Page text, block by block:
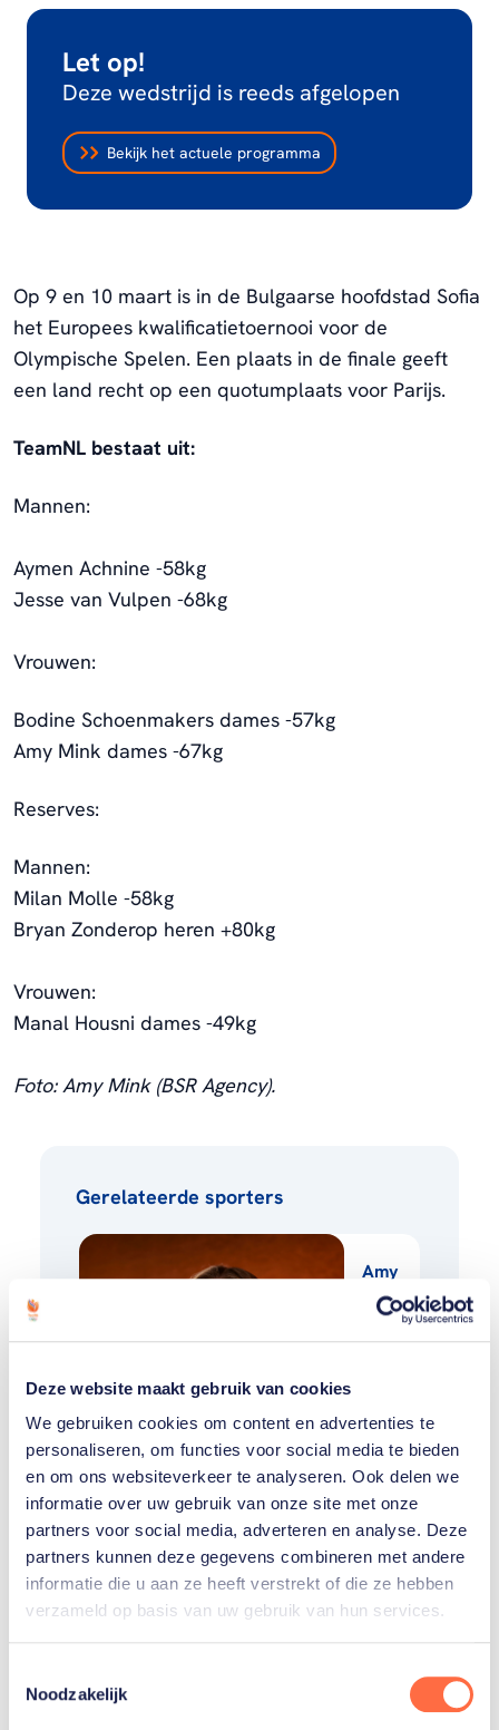
Deze website maakt gebruik van cookies
We gebruiken cookies om content en advertenties te
personaliseren, om functies voor social media te bieden
en om ons websiteverkeer te analyseren. Ook delen we
informatie over uw gebruik van onze site met onze
partners voor social media, adverteren en analyse. Deze
partners kunnen deze gegevens combineren met andere
informatie die u aan ze heeft verstrekt of die ze hebben
verzameld op basis van uw gebruik van hun services.
Noodzakelijk
Let op!
Deze wedstrijd is reeds afgelopen
Bekijk het actuele programma
Op 9 en 10 maart is in de Bulgaarse hoofdstad Sofia
het Europees kwalificatietoernooi voor de
Olympische Spelen. Een plaats in de finale geeft
een land recht op een quotumplaats voor Parijs.
TeamNL bestaat uit:
Mannen:
Aymen Achnine -58kg
Jesse van Vulpen -68kg
Vrouwen:
Bodine Schoenmakers dames -57kg
Amy Mink dames -67kg
Reserves:
Mannen:
Milan Molle -58kg
Bryan Zonderop heren +80kg
Vrouwen:
Manal Housni dames -49kg
Foto: Amy Mink (BSR Agency).
Gerelateerde sporters
Amy
Mink
Bodine
Toon alle 3
Gerelateerde teams